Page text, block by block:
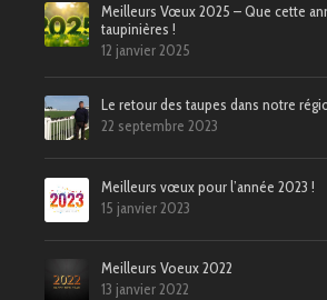
Meilleurs Vœux 2025 – Que cette
taupinières !
12 janvier 2025
Le retour des taupes dans notre
22 septembre 2023
Meilleurs vœux pour l’année 2023 !
15 janvier 2023
Meilleurs Voeux 2022
13 janvier 2022